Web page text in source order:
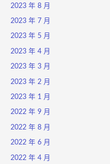
2023 年 8 月
2023 年 7 月
2023 年 5 月
2023 年 4 月
2023 年 3 月
2023 年 2 月
2023 年 1 月
2022 年 9 月
2022 年 8 月
2022 年 6 月
2022 年 4 月